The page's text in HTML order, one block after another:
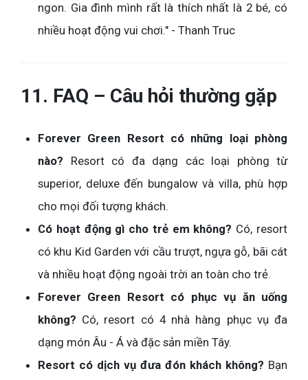
ngon. Gia đình mình rất là thích nhất là 2 bé, có
nhiều hoạt động vui chơi." - Thanh Truc
11. FAQ – Câu hỏi thường gặp
Forever Green Resort có những loại phòng
nào? Resort có đa dạng các loại phòng từ
superior, deluxe đến bungalow và villa, phù hợp
cho mọi đối tượng khách.
Có hoạt động gì cho trẻ em không? Có, resort
có khu Kid Garden với cầu trượt, ngựa gỗ, bãi cát
và nhiều hoạt động ngoài trời an toàn cho trẻ.
Forever Green Resort có phục vụ ăn uống
không? Có, resort có 4 nhà hàng phục vụ đa
dạng món Âu - Á và đặc sản miền Tây.
Resort có dịch vụ đưa đón khách không? Bạn